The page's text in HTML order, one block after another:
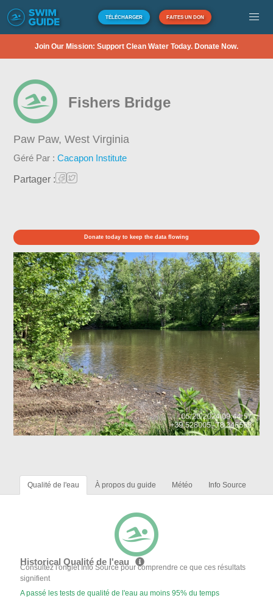
TÉLÉCHARGER FAITES UN DON
Join Our Mission: Support Clean Water Today. Donate Now.
Fishers Bridge
Paw Paw,West Virginia
Géré Par :Cacapon Institute
Partager :
Donate today to keep the data flowing
Qualité de l'eau À propos du guide Météo Info Source
Historical Qualité de l'eau
Consultez l'onglet Info Source pour comprendre ce que ces résultats
signifient
A passé les tests de qualité de l'eau au moins 95% du temps